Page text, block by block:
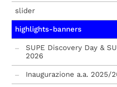
Scuola
Didattica
Futuri allievi
Allievi
Alumni
slider
Bando ammissione
Toppo Wassermann" a.a.
Bando ammissione
Toppo Wassermann" a.a.
Bando ammissione
highlights-banners
SUPE Discovery Day &
2026
Inaugurazione a.a. 2025/